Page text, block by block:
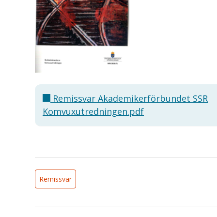
Remissvar Akademikerförbundet SSR
Komvuxutredningen.pdf
Remissvar